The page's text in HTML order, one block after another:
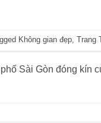
Không gian đẹp, Trang
Sài Gòn đóng kín